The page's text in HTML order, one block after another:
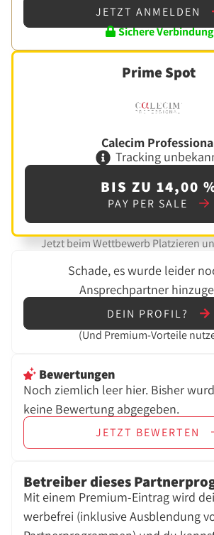
JETZT ANMELDEN
Sichere Verbindung
Prime Spot
Calecim
Tracking
BIS ZU 14,00
PAY PER SALE
Jetzt beim Wettbewerb Platzieren
Schade, es wurde leider
Ansprechpartner
DEIN PROFIL?
(Und Premium-Vorteile
Bewertungen
Noch ziemlich leer hier. Bisher
keine Bewertung abgegeben.
JETZT BEWERTEN
Betreiber dieses
Mit einem Premium-Eintrag wird
werbefrei (inklusive Ausblendung